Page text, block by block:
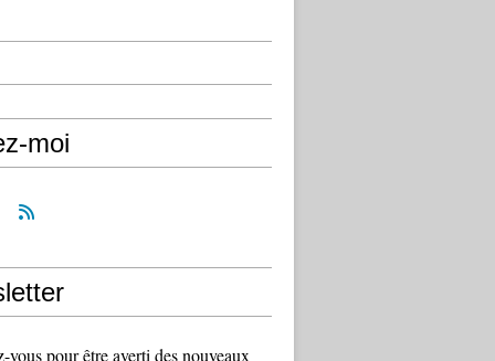
moi
vous pour être averti des nouveaux